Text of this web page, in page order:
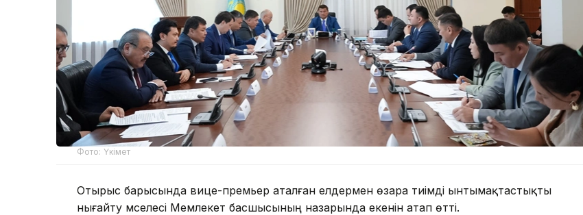
Фото: Үкімет
Отырыс барысында вице-премьер аталған елдермен өзара тиімді ынтымақтастықты
нығайту мәселесі Мемлекет басшысының назарында екенін атап өтті.